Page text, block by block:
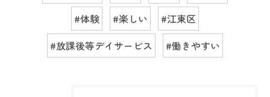
#体験
#楽しい
#江東区
#放課後等デイサービス
#働きやすい